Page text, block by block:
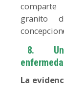
comparte
granito
8.
La